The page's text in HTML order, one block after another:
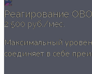
Реагирование
2 500 руб./мес.
Максимальный
соединяет в себе